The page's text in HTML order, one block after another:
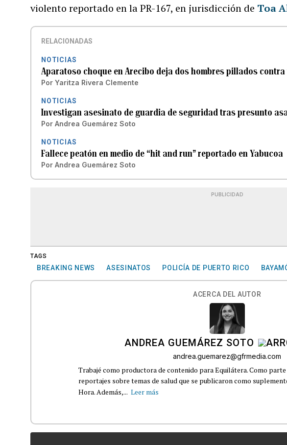
violento reportado en la PR-167, en jurisdicción de Toa
RELACIONADAS
NOTICIAS
Aparatoso choque en Arecibo deja dos hombres pillados
Por Yaritza Rivera Clemente
NOTICIAS
Investigan asesinato de guardia de seguridad tras presunto
Por Andrea Guemárez Soto
NOTICIAS
Fallece peatón en medio de “hit and run” reportado en Yabucoa
Por Andrea Guemárez Soto
PUBLICIDAD
TAGS
BREAKING NEWS ASESINATOS POLICÍA DE PUERTO RICO
ACERCA DEL AUTOR
ANDREA GUEMÁREZ SOTO
andrea.guemarez@gfrmedia.com
Trabajé como productora de contenido para Equilátera. Como
reportajes sobre temas de salud que se publicaron como
Hora. Además,... Leer más